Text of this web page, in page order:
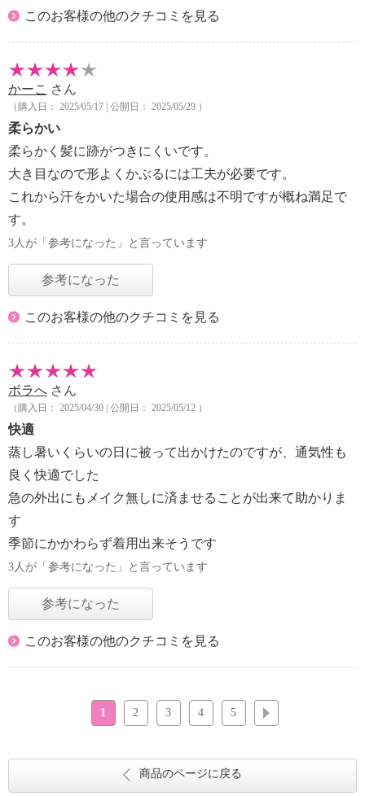
このお客様の他のクチコミを見る
かーこ さん
（購入日： 2025/05/17 | 公開日： 2025/05/29 ）
柔らかい
柔らかく髪に跡がつきにくいです。
大き目なので形よくかぶるには工夫が必要です。
これから汗をかいた場合の使用感は不明ですが概ね満足で
す。
3人が「参考になった」と言っています
参考になった
このお客様の他のクチコミを見る
ボラへ さん
（購入日： 2025/04/30 | 公開日： 2025/05/12 ）
快適
蒸し暑いくらいの日に被って出かけたのですが、通気性も
良く快適でした
急の外出にもメイク無しに済ませることが出来て助かりま
す
季節にかかわらず着用出来そうです
3人が「参考になった」と言っています
参考になった
このお客様の他のクチコミを見る
1 2 3 4 5
商品のページに戻る